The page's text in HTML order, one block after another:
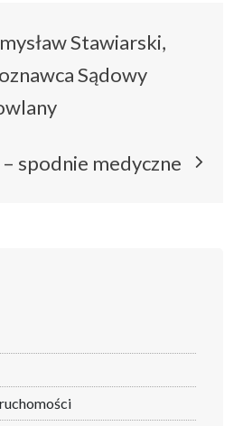
Stawiarski,
Sądowy
spodnie medyczne